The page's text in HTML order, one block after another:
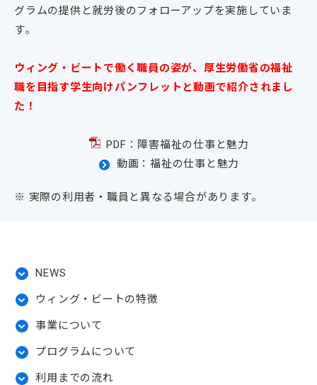
グラムの提供と就労後のフォローアップを実施していま
す。
ウィング・ビートで働く職員の姿が、厚生労働省の福祉
職を目指す学生向けパンフレットと動画で紹介されまし
た！
PDF：障害福祉の仕事と魅力
動画：福祉の仕事と魅力
※ 実際の利用者・職員と異なる場合があります。
NEWS
ウィング・ビートの特徴
事業について
プログラムについて
利用までの流れ